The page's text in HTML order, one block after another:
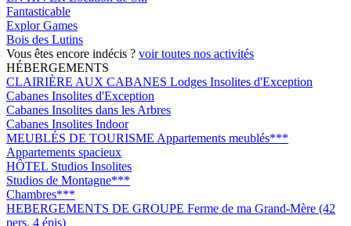
Fantasticable
Explor Games
Bois des Lutins
Vous êtes encore indécis ? voir toutes nos activités
HÉBERGEMENTS
CLAIRIÈRE AUX CABANES Lodges Insolites d'Exception
Cabanes Insolites d'Exception
Cabanes Insolites dans les Arbres
Cabanes Insolites Indoor
MEUBLÉS DE TOURISME Appartements meublés***
Appartements spacieux
HÔTEL Studios Insolites
Studios de Montagne***
Chambres***
HEBERGEMENTS DE GROUPE Ferme de ma Grand-Mère (42
pers. 4 épis)